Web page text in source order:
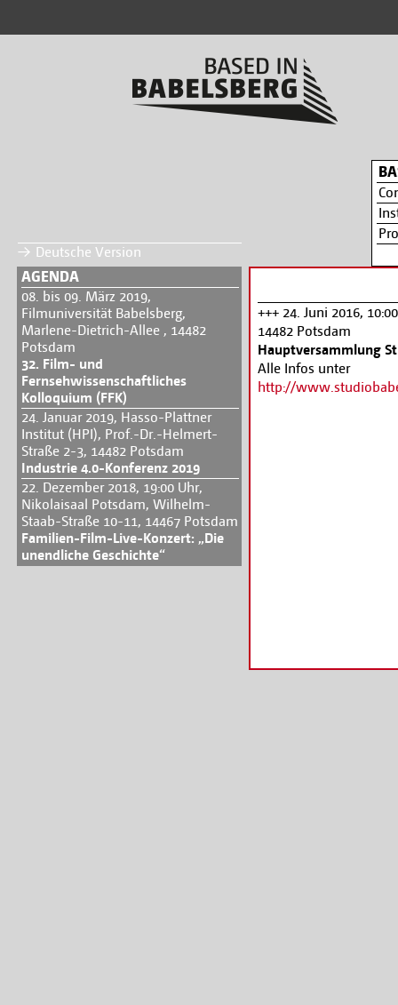
Deutsche Version
AGENDA
08. bis 09. März 2019,
Filmuniversität Babelsberg,
Marlene-Dietrich-Allee , 14482
Potsdam
32. Film- und
Fernsehwissenschaftliches
Kolloquium (FFK)
24. Januar 2019, Hasso-Plattner
Institut (HPI), Prof.-Dr.-Helmert-
Straße 2-3, 14482 Potsdam
Industrie 4.0-Konferenz 2019
22. Dezember 2018, 19:00 Uhr,
Nikolaisaal Potsdam, Wilhelm-
Staab-Straße 10-11, 14467 Potsdam
Familien-Film-Live-Konzert: „Die
unendliche Geschichte“
+++ 24. Juni 2016,
14482 Potsdam
Hauptversammlung
Alle Infos unter
http://